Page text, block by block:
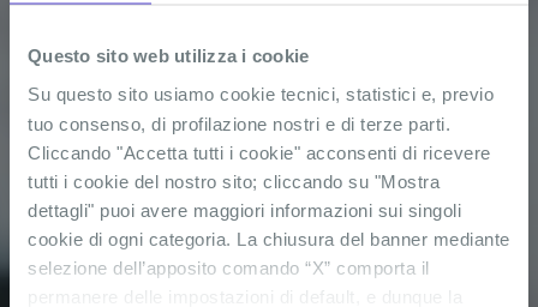
Questo sito web utilizza i cookie
Su questo sito usiamo cookie tecnici, statistici e, previo
tuo consenso, di profilazione nostri e di terze parti.
Cliccando "Accetta tutti i cookie" acconsenti di ricevere
tutti i cookie del nostro sito; cliccando su "Mostra
dettagli" puoi avere maggiori informazioni sui singoli
cookie di ogni categoria. La chiusura del banner mediante
selezione dell’apposito comando “X” comporta il
permanere delle impostazioni di default, e dunque la